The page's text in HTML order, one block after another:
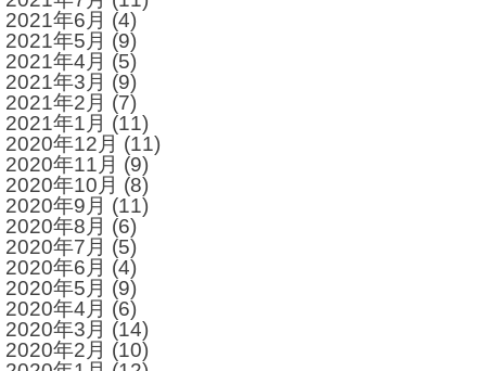
2021年6月 (4)
2021年5月 (9)
2021年4月 (5)
2021年3月 (9)
2021年2月 (7)
2021年1月 (11)
2020年12月 (11)
2020年11月 (9)
2020年10月 (8)
2020年9月 (11)
2020年8月 (6)
2020年7月 (5)
2020年6月 (4)
2020年5月 (9)
2020年4月 (6)
2020年3月 (14)
2020年2月 (10)